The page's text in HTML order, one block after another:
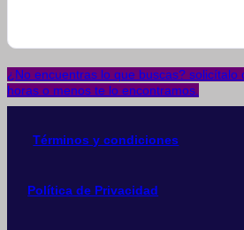
¿No encuentras lo que buscas? solicítalo
horas o menos te lo encontramos.
Términos y condiciones
Política de Privacidad